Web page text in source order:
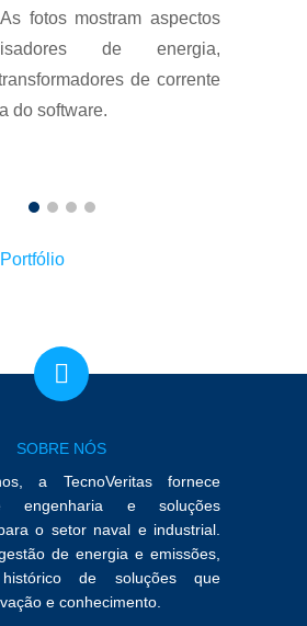
fotos mostram aspectos
de energia,
de corrente
do software.
SOBRE NÓS
a TecnoVeritas fornece
engenharia e soluções
o setor naval e industrial.
de energia e emissões,
de soluções que
e conhecimento.